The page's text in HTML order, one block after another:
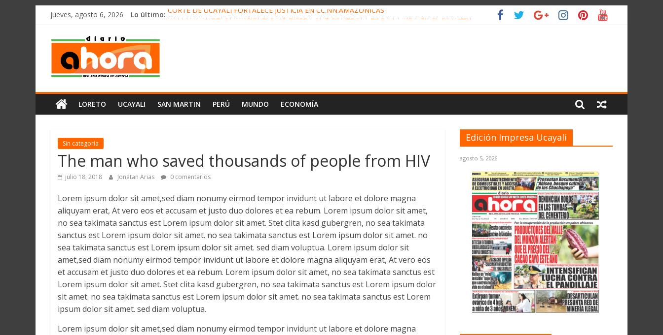
олимп казино
Saltarjueves, agosto 6, 2026 Lo último: CORTE DE UCAYALI FORTALECE JUSTICIA EN CC.NN.AMAZÓNICAS
Diario
Ahora
Cadena
Amazónica
de
Noticias
del
Perú,
Mundo
Ucayali,
San
Martín
Loreto
LORETO UCAYALI SAN MARTIN PERÚ MUNDO ECONOMÍA
Sin categoría
The man who saved thousands of people from HIV
julio 18, 2018 Jonatan Arias 0 comentarios
Lorem ipsum dolor sit amet,sed diam nonumy eirmod tempor invidunt ut labore et dolore magna
aliquyam erat, At vero eos et accusam et justo duo dolores et ea rebum. Lorem ipsum dolor sit amet,
no sea takimata sanctus est Lorem ipsum dolor sit amet. Stet clita kasd gubergren, no sea takimata
sanctus est Lorem ipsum dolor sit amet. no sea takimata sanctus est Lorem ipsum dolor sit amet. no
sea takimata sanctus est Lorem ipsum dolor sit amet. sed diam voluptua. Lorem ipsum dolor sit
amet,sed diam nonumy eirmod tempor invidunt ut labore et dolore magna aliquyam erat, At vero eos
et accusam et justo duo dolores et ea rebum. Lorem ipsum dolor sit amet, no sea takimata sanctus est
Lorem ipsum dolor sit amet. Stet clita kasd gubergren, no sea takimata sanctus est Lorem ipsum dolor
sit amet. no sea takimata sanctus est Lorem ipsum dolor sit amet. no sea takimata sanctus est Lorem
ipsum dolor sit amet. sed diam voluptua.
Lorem ipsum dolor sit amet,sed diam nonumy eirmod tempor invidunt ut labore et dolore magna
Edición Impresa Ucayali
agosto 5, 2026